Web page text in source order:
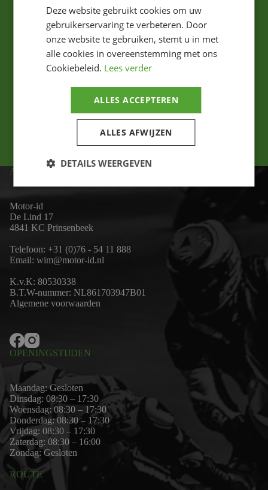
ADRES
Motor-id
De Lind 17
4841 KC Prinsenbeek
Telefoon: +31 (0)76 - 54 11 888
Email: wim@motor-id.nl
K.v.K: 80530338
B.T.W-nummer: NL861703947B01
Algemene voorwaarden
OPENINGSTIJDEN
Maandag: Gesloten
Dinsdag: 08:30 – 17:30
Woensdag: 08:30 – 17:30
Donderdag: 08:30 – 17:30
Vrijdag: 08:30 – 17:30
Zaterdag: 08:30 – 16:00
Zondag: Gesloten
ROUTE
Deze website gebruikt cookies om uw
gebruikerservaring te verbeteren. Door
onze website te gebruiken, stemt u in met
alle cookies in overeenstemming met ons
Cookiebeleid. Lees verder
ALLES ACCEPTEREN
ALLES AFWIJZEN
DETAILS WEERGEVEN